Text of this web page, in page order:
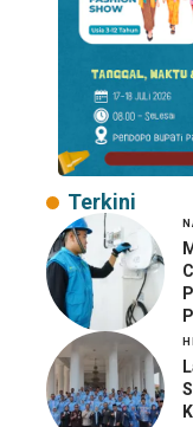
Terkini